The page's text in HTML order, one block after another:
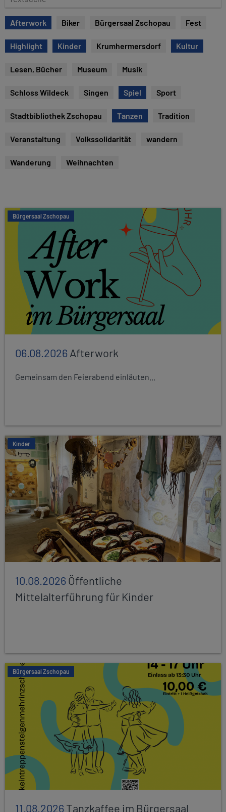
e
x
t
s
u
Afterwork Biker Bürgersaal Zschopau Fest
Highlight Kinder Krumhermersdorf Kultur
Lesen, Bücher Museum Musik
Schloss Wildeck Singen Spiel Sport
Stadtbibliothek Zschopau Tanzen Tradition
Veranstaltung Volkssolidarität wandern
Wanderung Weihnachten
Bürgersaal Zschopau
06.08.2026Afterwork
Gemeinsam den Feierabend einläuten...
Kinder
10.08.2026Öffentliche
Mittelalterführung für Kinder
Bürgersaal Zschopau
11.08.2026Tanzkaffee im Bürgersaal